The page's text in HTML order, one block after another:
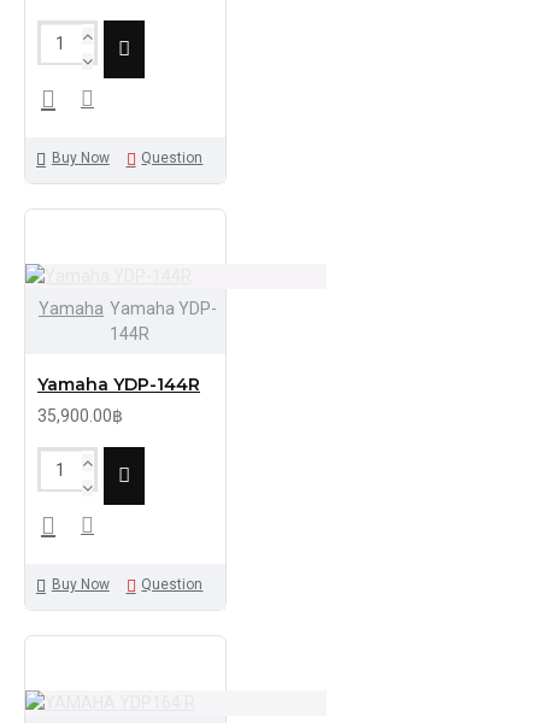
Buy Now Question
Yamaha Yamaha YDP-
144R
Yamaha YDP-144R
35,900.00฿
Buy Now Question